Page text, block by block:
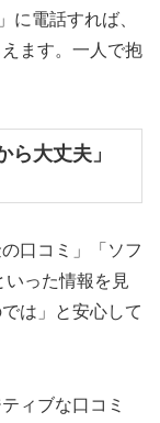
に電話すれば、
ます。一人で抱
大丈夫」
口コミ」「ソフ
いった情報を見
は」と安心して
ィブな口コミ